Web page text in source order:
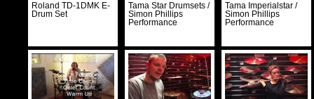
Roland TD-1DMK E-
Drum Set
Tama Star Drumsets /
Simon Phillips
Performance
Tama Imperialstar /
Simon Phillips
Performance